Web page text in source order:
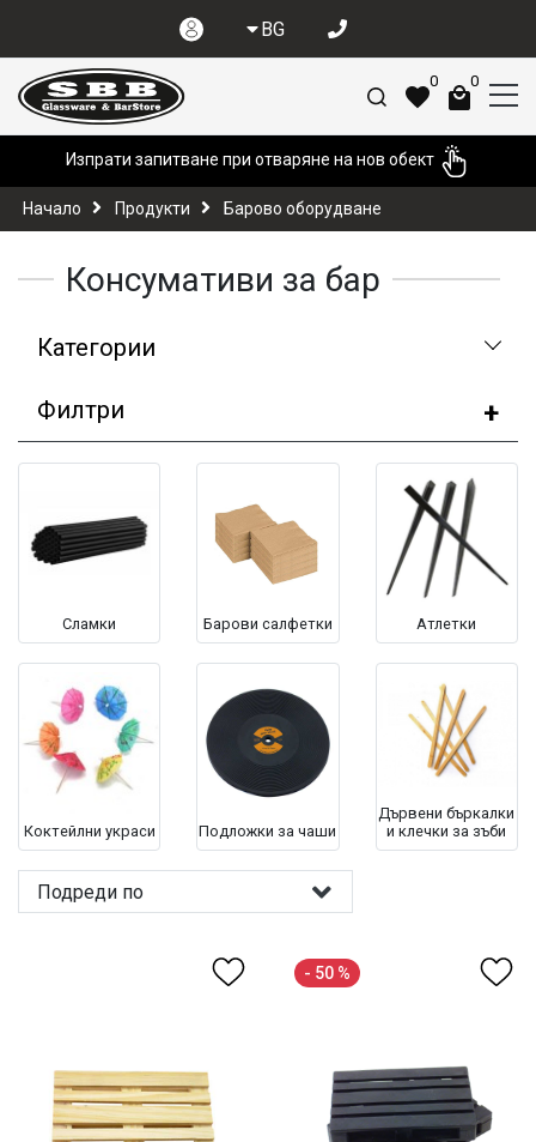
BG
0 0
Изпрати запитване при отваряне на нов обект
Начало Продукти Барово оборудване
Консумативи за бар
Категории
Филтри
Сламки Барови салфетки Атлетки
Коктейлни украси Подложки за чаши
Дървени бъркалки
и клечки за зъби
Подреди по
- 50 %